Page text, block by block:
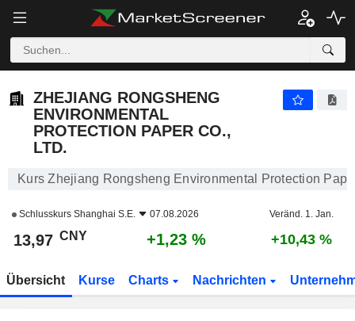
ZHEJIANG RONGSHENG
ENVIRONMENTAL
PROTECTION PAPER CO.,
LTD.
Kurs Zhejiang Rongsheng Environmental Protection
Schlusskurs Shanghai S.E. 07.08.2026 Veränd. 1. Jan.
13,97 CNY +1,23 % +10,43 %
Übersicht Kurse Charts Nachrichten